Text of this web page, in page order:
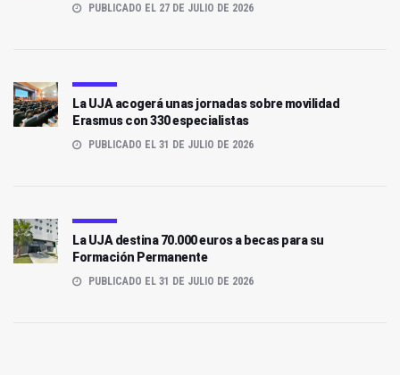
PUBLICADO EL 27 DE JULIO DE 2026
La UJA acogerá unas jornadas sobre movilidad
Erasmus con 330 especialistas
PUBLICADO EL 31 DE JULIO DE 2026
La UJA destina 70.000 euros a becas para su
Formación Permanente
PUBLICADO EL 31 DE JULIO DE 2026